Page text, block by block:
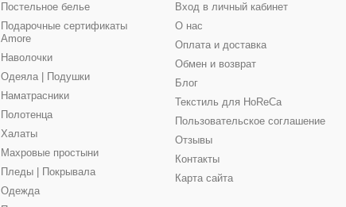
Постельное белье
Подарочные сертификаты
Amore
Наволочки
Одеяла | Подушки
Наматрасники
Полотенца
Халаты
Махровые простыни
Пледы | Покрывала
Одежда
Вход в личный кабинет
О нас
Оплата и доставка
Обмен и возврат
Блог
Текстиль для HoReCa
Пользовательское соглашение
Отзывы
Контакты
Карта сайта